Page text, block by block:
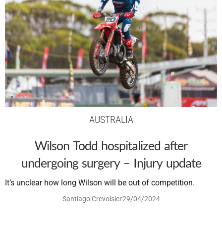
AUSTRALIA
Wilson Todd hospitalized after
undergoing surgery – Injury update
It’s unclear how long Wilson will be out of competition.
Santiago Crevoisier29/04/2024